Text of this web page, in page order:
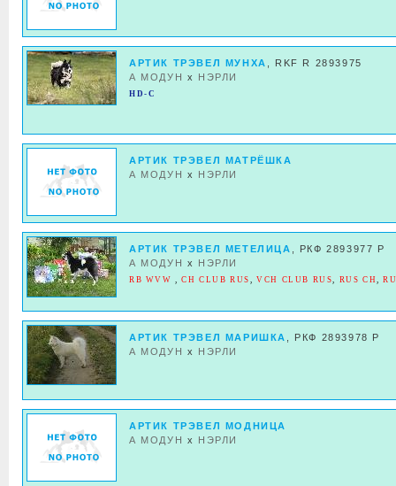
АРТИК ТРЭВЕЛ МУНХА
, RKF R 2893975
А МОДУН x НЭРЛИ
HD-C
АРТИК ТРЭВЕЛ МАТРЁШКА
А МОДУН x НЭРЛИ
АРТИК ТРЭВЕЛ МЕТЕЛИЦА
, РКФ 2893977 Р
А МОДУН x НЭРЛИ
RB WVW,CH CLUB RUS,VCH CLUB RUS, RUS CH,
АРТИК ТРЭВЕЛ МАРИШКА
, РКФ 2893978 Р
А МОДУН x НЭРЛИ
АРТИК ТРЭВЕЛ МОДНИЦА
А МОДУН x НЭРЛИ